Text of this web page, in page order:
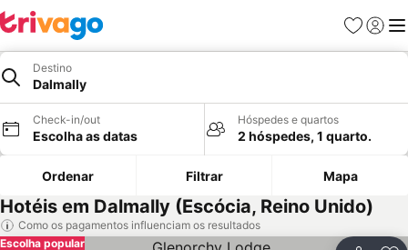
Favoritos
Iniciar
Destino
Dalmally
Check-in/out
Escolha as datas
Hóspedes e quartos
2 hóspedes, 1 quarto.
Ordenar Filtrar Mapa
Hotéis em Dalmally (Escócia, Reino Unido)
Como os pagamentos influenciam os resultados
Escolha popular